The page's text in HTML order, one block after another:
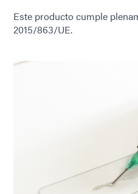
Este producto cumple
2015/863/UE.